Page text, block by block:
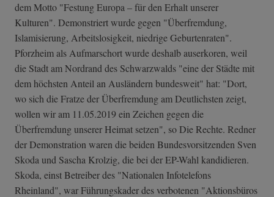
dem Motto "Festung Europa – für den Erhalt unserer
Kulturen". Demonstriert wurde gegen "Überfremdung,
Islamisierung, Arbeitslosigkeit, niedrige Geburtenraten".
Pforzheim als Aufmarschort wurde deshalb auserkoren, weil
die Stadt am Nordrand des Schwarzwalds "eine der Städte mit
dem höchsten Anteil an Ausländern bundesweit" hat: "Dort,
wo sich die Fratze der Überfremdung am Deutlichsten zeigt,
wollen wir am 11.05.2019 ein Zeichen gegen die
Überfremdung unserer Heimat setzen", so Die Rechte. Redner
der Demonstration waren die beiden Bundesvorsitzenden Sven
Skoda und Sascha Krolzig, die bei der EP-Wahl kandidieren.
Skoda, einst Betreiber des "Nationalen Infotelefons
Rheinland", war Führungskader des verbotenen "Aktionsbüros